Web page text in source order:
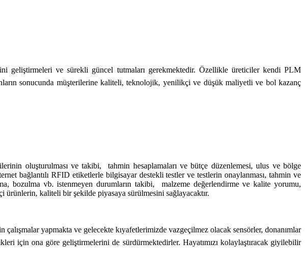
geliştirmeleri ve sürekli güncel tutmaları gerekmektedir. Özellikle üreticiler kendi PLM
sonucunda müşterilerine kaliteli, teknolojik, yenilikçi ve düşük maliyetli ve bol kazanç
oluşturulması ve takibi, tahmin hesaplamaları ve bütçe düzenlemesi, ulus ve bölge
bağlantılı RFID etiketlerle bilgisayar destekli testler ve testlerin onaylanması, tahmin ve
bozulma vb. istenmeyen durumların takibi, malzeme değerlendirme ve kalite yorumu,
kaliteli bir şekilde piyasaya sürülmesini sağlayacaktır.
yapmakta ve gelecekte kıyafetlerimizde vazgeçilmez olacak sensörler, donanımlar
için ona göre geliştirmelerini de sürdürmektedirler. Hayatımızı kolaylaştıracak giyilebilir